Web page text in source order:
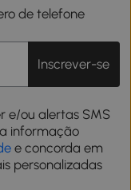
de telefone
Inscrever-se
e/ou alertas SMS
informação
e concorda em
personalizadas